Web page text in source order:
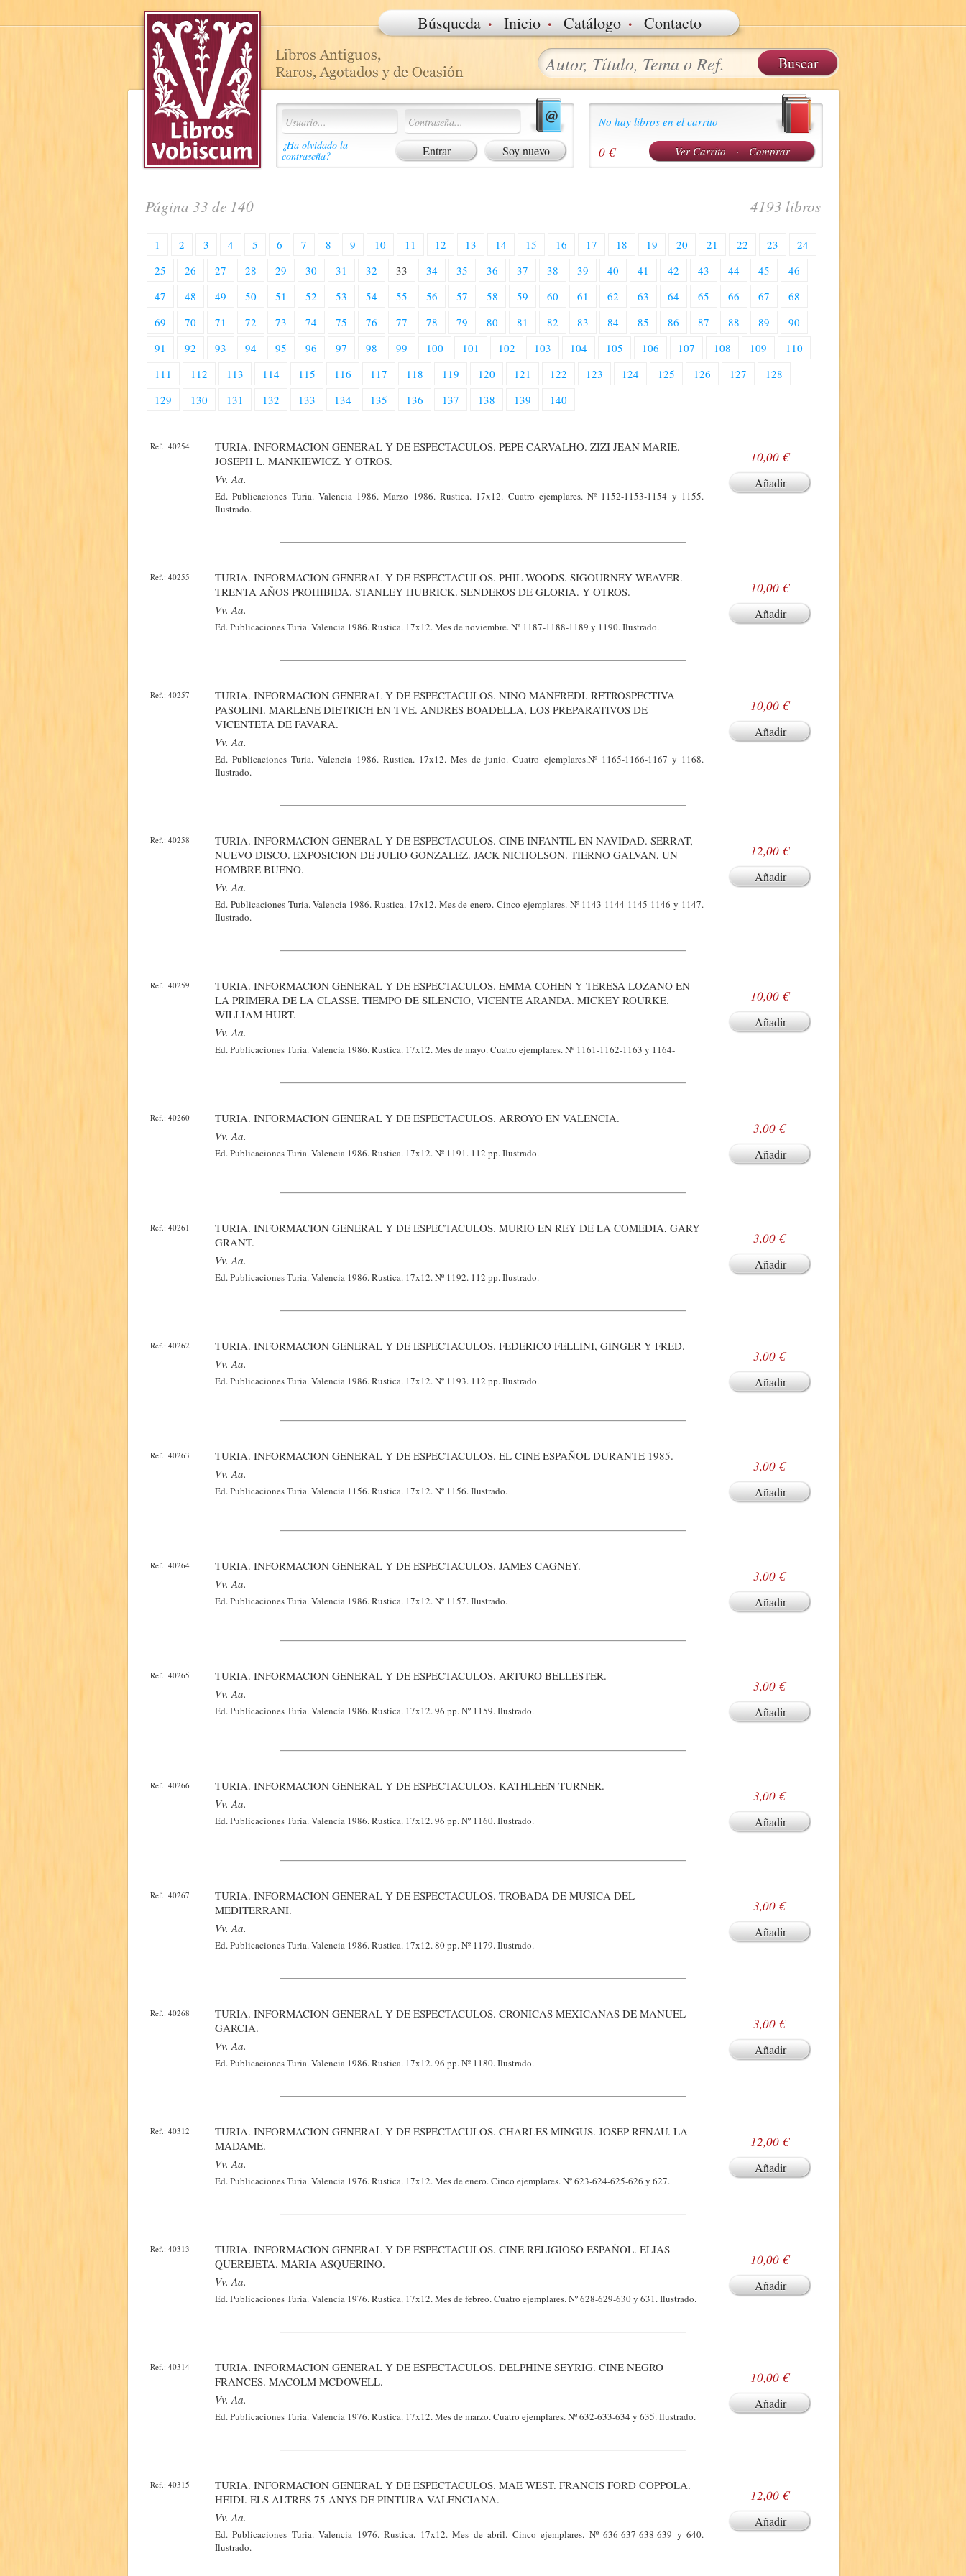
Búsqueda · Inicio · Catálogo · Contacto
¿Ha olvidado la
contraseña? Soy nuevo
No hay libros en el carrito
Ver Carrito · Comprar
0 €
Página 33 de 140 4193 libros
1 2 3 4 5 6 7 8 9 10 11 12 13 14 15 16 17 18 19 20 21 22 23
24
25
26 27 28 29 30 31 32 33 34 35 36 37 38 39 40 41 42 43 44 45
46
47
48 49 50 51 52 53 54 55 56 57 58 59 60 61 62 63 64 65 66 67
68
69
70 71 72 73 74 75 76 77 78 79 80 81 82 83 84 85 86 87 88 89
90
91
92 93 94 95 96 97 98 99 100 101 102 103 104 105 106 107 108 109
110
111
112 113 114 115 116 117 118 119 120 121 122 123 124 125 126 127
128
129
130 131 132 133 134 135 136 137 138 139 140
Ref.: 40254
TURIA. INFORMACION GENERAL Y DE ESPECTACULOS. PEPE CARVALHO. ZIZI JEAN MARIE.
JOSEPH L. MANKIEWICZ. Y OTROS.
Vv. Aa.
Ed. Publicaciones Turia. Valencia 1986. Marzo 1986. Rustica. 17x12. Cuatro ejemplares. Nº 1152-1153-1154 y 1155.
Ilustrado.
10,00 €
Añadir
Ref.: 40255
TURIA. INFORMACION GENERAL Y DE ESPECTACULOS. PHIL WOODS. SIGOURNEY WEAVER.
TRENTA AÑOS PROHIBIDA. STANLEY HUBRICK. SENDEROS DE GLORIA. Y OTROS.
Vv. Aa.
Ed. Publicaciones Turia. Valencia 1986. Rustica. 17x12. Mes de noviembre. Nº 1187-1188-1189 y 1190. Ilustrado.
10,00 €
Añadir
Ref.: 40257
TURIA. INFORMACION GENERAL Y DE ESPECTACULOS. NINO MANFREDI. RETROSPECTIVA
PASOLINI. MARLENE DIETRICH EN TVE. ANDRES BOADELLA, LOS PREPARATIVOS DE
VICENTETA DE FAVARA.
Vv. Aa.
Ed. Publicaciones Turia. Valencia 1986. Rustica. 17x12. Mes de junio. Cuatro ejemplares.Nº 1165-1166-1167 y 1168.
Ilustrado.
10,00 €
Añadir
Ref.: 40258
TURIA. INFORMACION GENERAL Y DE ESPECTACULOS. CINE INFANTIL EN NAVIDAD. SERRAT,
NUEVO DISCO. EXPOSICION DE JULIO GONZALEZ. JACK NICHOLSON. TIERNO GALVAN, UN
HOMBRE BUENO.
Vv. Aa.
Ed. Publicaciones Turia. Valencia 1986. Rustica. 17x12. Mes de enero. Cinco ejemplares. Nº 1143-1144-1145-1146 y 1147.
Ilustrado.
12,00 €
Añadir
Ref.: 40259
TURIA. INFORMACION GENERAL Y DE ESPECTACULOS. EMMA COHEN Y TERESA LOZANO EN
LA PRIMERA DE LA CLASSE. TIEMPO DE SILENCIO, VICENTE ARANDA. MICKEY ROURKE.
WILLIAM HURT.
Vv. Aa.
Ed. Publicaciones Turia. Valencia 1986. Rustica. 17x12. Mes de mayo. Cuatro ejemplares. Nº 1161-1162-1163 y 1164-
10,00 €
Añadir
Ref.: 40260
TURIA. INFORMACION GENERAL Y DE ESPECTACULOS. ARROYO EN VALENCIA.
Vv. Aa.
Ed. Publicaciones Turia. Valencia 1986. Rustica. 17x12. Nº 1191. 112 pp. Ilustrado.
3,00 €
Añadir
Ref.: 40261
TURIA. INFORMACION GENERAL Y DE ESPECTACULOS. MURIO EN REY DE LA COMEDIA, GARY
GRANT.
Vv. Aa.
Ed. Publicaciones Turia. Valencia 1986. Rustica. 17x12. Nº 1192. 112 pp. Ilustrado.
3,00 €
Añadir
Ref.: 40262
TURIA. INFORMACION GENERAL Y DE ESPECTACULOS. FEDERICO FELLINI, GINGER Y FRED.
Vv. Aa.
Ed. Publicaciones Turia. Valencia 1986. Rustica. 17x12. Nº 1193. 112 pp. Ilustrado.
3,00 €
Añadir
Ref.: 40263
TURIA. INFORMACION GENERAL Y DE ESPECTACULOS. EL CINE ESPAÑOL DURANTE 1985.
Vv. Aa.
Ed. Publicaciones Turia. Valencia 1156. Rustica. 17x12. Nº 1156. Ilustrado.
3,00 €
Añadir
Ref.: 40264
TURIA. INFORMACION GENERAL Y DE ESPECTACULOS. JAMES CAGNEY.
Vv. Aa.
Ed. Publicaciones Turia. Valencia 1986. Rustica. 17x12. Nº 1157. Ilustrado.
3,00 €
Añadir
Ref.: 40265
TURIA. INFORMACION GENERAL Y DE ESPECTACULOS. ARTURO BELLESTER.
Vv. Aa.
Ed. Publicaciones Turia. Valencia 1986. Rustica. 17x12. 96 pp. Nº 1159. Ilustrado.
3,00 €
Añadir
Ref.: 40266
TURIA. INFORMACION GENERAL Y DE ESPECTACULOS. KATHLEEN TURNER.
Vv. Aa.
Ed. Publicaciones Turia. Valencia 1986. Rustica. 17x12. 96 pp. Nº 1160. Ilustrado.
3,00 €
Añadir
Ref.: 40267
TURIA. INFORMACION GENERAL Y DE ESPECTACULOS. TROBADA DE MUSICA DEL
MEDITERRANI.
Vv. Aa.
Ed. Publicaciones Turia. Valencia 1986. Rustica. 17x12. 80 pp. Nº 1179. Ilustrado.
3,00 €
Añadir
Ref.: 40268
TURIA. INFORMACION GENERAL Y DE ESPECTACULOS. CRONICAS MEXICANAS DE MANUEL
GARCIA.
Vv. Aa.
Ed. Publicaciones Turia. Valencia 1986. Rustica. 17x12. 96 pp. Nº 1180. Ilustrado.
3,00 €
Añadir
Ref.: 40312
TURIA. INFORMACION GENERAL Y DE ESPECTACULOS. CHARLES MINGUS. JOSEP RENAU. LA
MADAME.
Vv. Aa.
Ed. Publicaciones Turia. Valencia 1976. Rustica. 17x12. Mes de enero. Cinco ejemplares. Nº 623-624-625-626 y 627.
12,00 €
Añadir
Ref.: 40313
TURIA. INFORMACION GENERAL Y DE ESPECTACULOS. CINE RELIGIOSO ESPAÑOL. ELIAS
QUEREJETA. MARIA ASQUERINO.
Vv. Aa.
Ed. Publicaciones Turia. Valencia 1976. Rustica. 17x12. Mes de febreo. Cuatro ejemplares. Nº 628-629-630 y 631. Ilustrado.
10,00 €
Añadir
Ref.: 40314
TURIA. INFORMACION GENERAL Y DE ESPECTACULOS. DELPHINE SEYRIG. CINE NEGRO
FRANCES. MACOLM MCDOWELL.
Vv. Aa.
Ed. Publicaciones Turia. Valencia 1976. Rustica. 17x12. Mes de marzo. Cuatro ejemplares. Nº 632-633-634 y 635. Ilustrado.
10,00 €
Añadir
Ref.: 40315
TURIA. INFORMACION GENERAL Y DE ESPECTACULOS. MAE WEST. FRANCIS FORD COPPOLA.
HEIDI. ELS ALTRES 75 ANYS DE PINTURA VALENCIANA.
Vv. Aa.
Ed. Publicaciones Turia. Valencia 1976. Rustica. 17x12. Mes de abril. Cinco ejemplares. Nº 636-637-638-639 y 640.
Ilustrado.
12,00 €
Añadir